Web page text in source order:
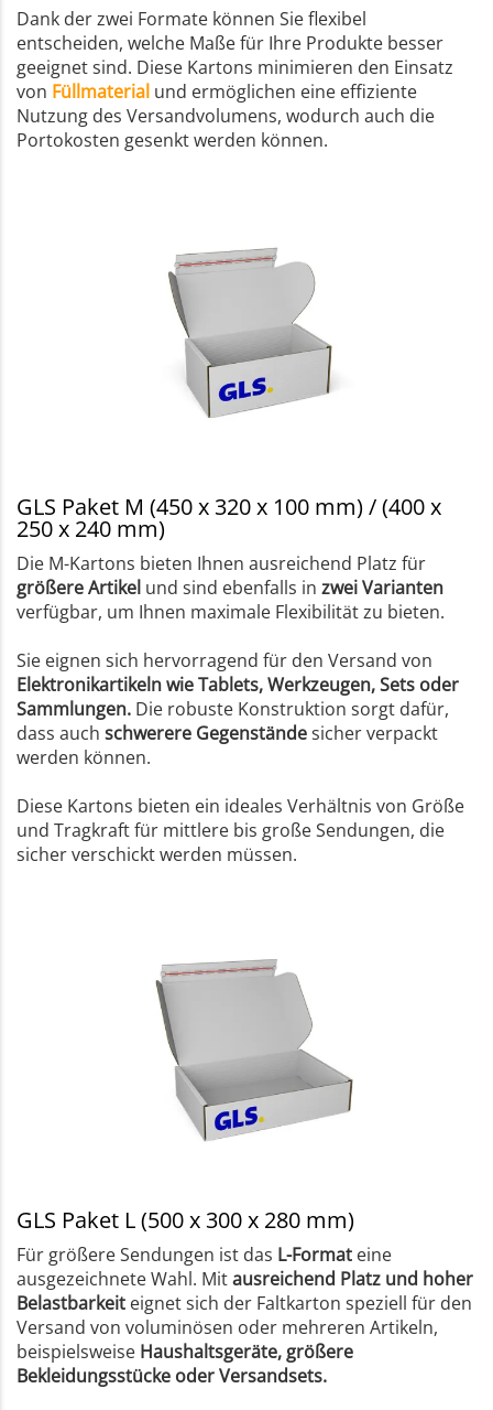
Dank der zwei Formate können Sie flexibel
entscheiden, welche Maße für Ihre Produkte besser
geeignet sind. Diese Kartons minimieren den Einsatz
von Füllmaterial und ermöglichen eine effiziente
Nutzung des Versandvolumens, wodurch auch die
Portokosten gesenkt werden können.
GLS Paket M (450 x 320 x 100 mm) / (400 x
250 x 240 mm)
Die M-Kartons bieten Ihnen ausreichend Platz für
größere Artikel und sind ebenfalls in zwei Varianten
verfügbar, um Ihnen maximale Flexibilität zu bieten.
Sie eignen sich hervorragend für den Versand von
Elektronikartikeln wie Tablets, Werkzeugen, Sets oder
Sammlungen. Die robuste Konstruktion sorgt dafür,
dass auch schwerere Gegenständesicher verpackt
werden können.
Diese Kartons bieten ein ideales Verhältnis von Größe
und Tragkraft für mittlere bis große Sendungen, die
sicher verschickt werden müssen.
GLS Paket L (500 x 300 x 280 mm)
Für größere Sendungen ist das L-Format eine
ausgezeichnete Wahl. Mitausreichend Platz und hoher
Belastbarkeit eignet sich der Faltkarton speziell für den
Versand von voluminösen oder mehreren Artikeln,
beispielsweise Haushaltsgeräte, größere
Bekleidungsstücke oder Versandsets.